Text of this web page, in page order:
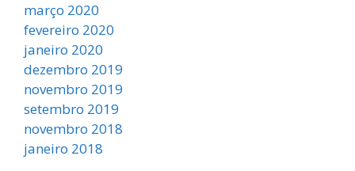
março 2020
fevereiro 2020
janeiro 2020
dezembro 2019
novembro 2019
setembro 2019
novembro 2018
janeiro 2018